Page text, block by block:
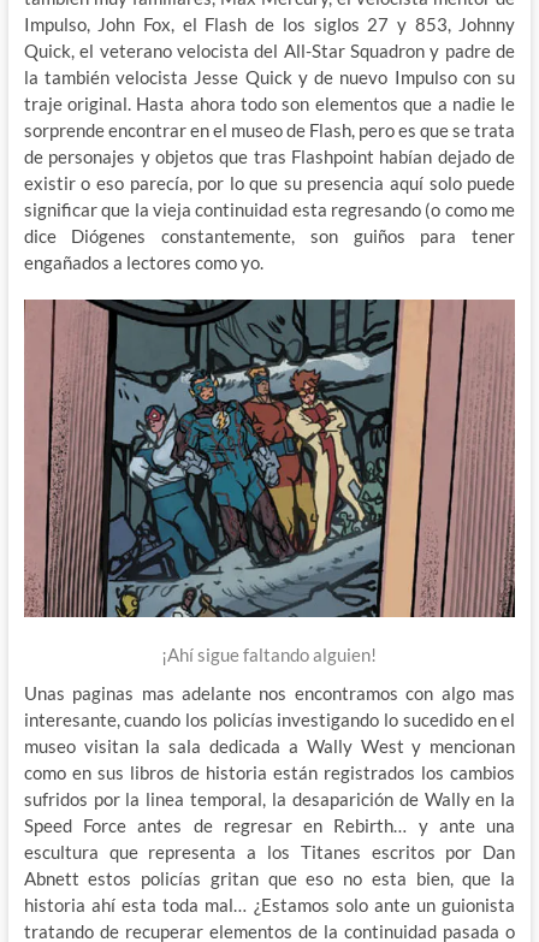
Impulso, John Fox, el Flash de los siglos 27 y 853, Johnny
Quick, el veterano velocista del All-Star Squadron y padre de
la también velocista Jesse Quick y de nuevo Impulso con su
traje original. Hasta ahora todo son elementos que a nadie le
sorprende encontrar en el museo de Flash, pero es que se trata
de personajes y objetos que tras Flashpoint habían dejado de
existir o eso parecía, por lo que su presencia aquí solo puede
significar que la vieja continuidad esta regresando (o como me
dice Diógenes constantemente, son guiños para tener
engañados a lectores como yo.
¡Ahí sigue faltando alguien!
Unas paginas mas adelante nos encontramos con algo mas
interesante, cuando los policías investigando lo sucedido en el
museo visitan la sala dedicada a Wally West y mencionan
como en sus libros de historia están registrados los cambios
sufridos por la linea temporal, la desaparición de Wally en la
Speed Force antes de regresar en Rebirth… y ante una
escultura que representa a los Titanes escritos por Dan
Abnett estos policías gritan que eso no esta bien, que la
historia ahí esta toda mal… ¿Estamos solo ante un guionista
tratando de recuperar elementos de la continuidad pasada o